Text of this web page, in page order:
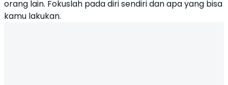
orang lain. Fokuslah pada diri sendiri dan apa yang bisa
kamu lakukan.